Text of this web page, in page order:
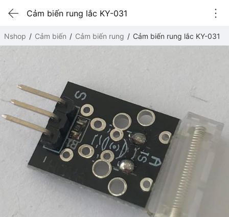
Cảm biến rung lắc KY-031
Nshop Cảm biến Cảm biến rung Cảm biến rung lắc KY-031